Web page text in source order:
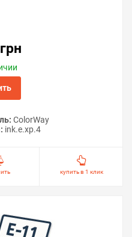
ColorWay
ink.e.xp.4
купить в 1 клик